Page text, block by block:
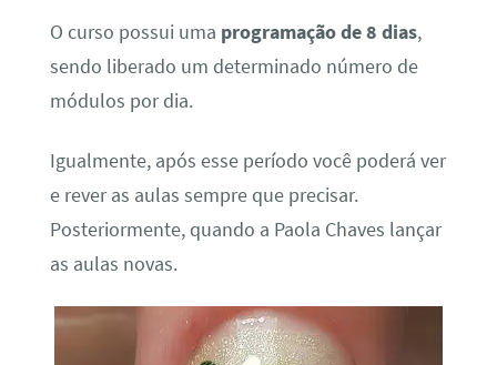
O curso possui uma programação de 8 dias,
sendo liberado um determinado número de
módulos por dia.
Igualmente, após esse período você poderá ver
e rever as aulas sempre que precisar.
Posteriormente, quando a Paola Chaves lançar
as aulas novas.